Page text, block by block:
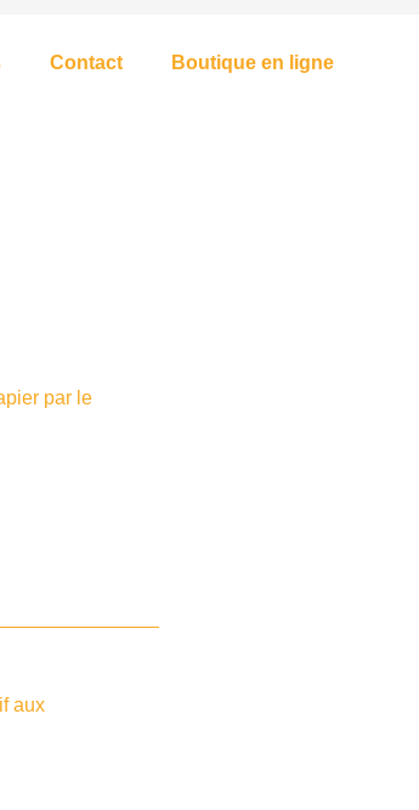
Contact Boutique en ligne
par le
aux